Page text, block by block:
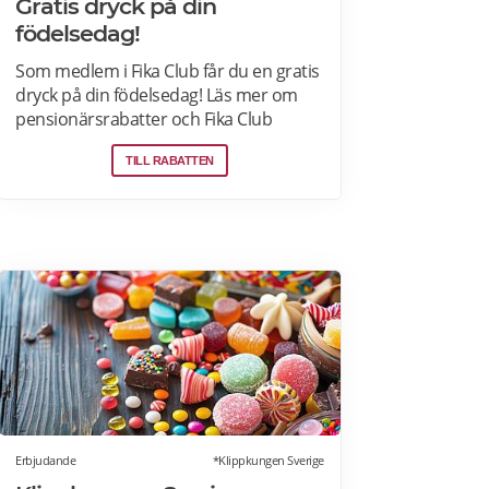
Gratis dryck på din
födelsedag!
Som medlem i Fika Club får du en gratis
dryck på din födelsedag! Läs mer om
pensionärsrabatter och Fika Club
medlemskap på Espresso House här.
TILL RABATTEN
Erbjudande *Klippkungen Sverige